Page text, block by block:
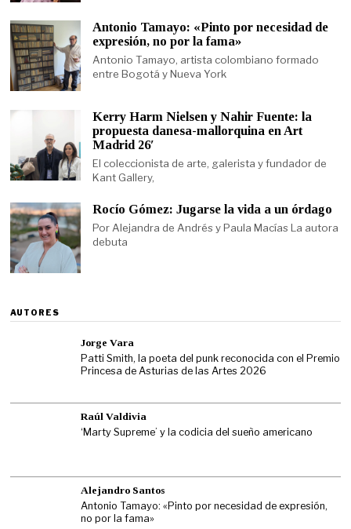
Antonio Tamayo: «Pinto por necesidad de
expresión, no por la fama»
Antonio Tamayo, artista colombiano formado
entre Bogotá y Nueva York
Kerry Harm Nielsen y Nahir Fuente: la
propuesta danesa-mallorquina en Art
Madrid 26′
El coleccionista de arte, galerista y fundador de
Kant Gallery,
Rocío Gómez: Jugarse la vida a un órdago
Por Alejandra de Andrés y Paula Macías La autora
debuta
AUTORES
Jorge Vara
Patti Smith, la poeta del punk reconocida con el Premio
Princesa de Asturias de las Artes 2026
Raúl Valdivia
‘Marty Supreme’ y la codicia del sueño americano
Alejandro Santos
Antonio Tamayo: «Pinto por necesidad de expresión,
no por la fama»